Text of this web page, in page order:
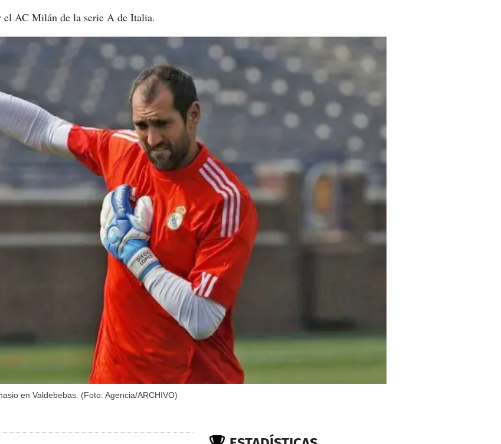
el AC Milán de la serie A de Italia.
en Valdebebas. (Foto: Agencia/ARCHIVO)